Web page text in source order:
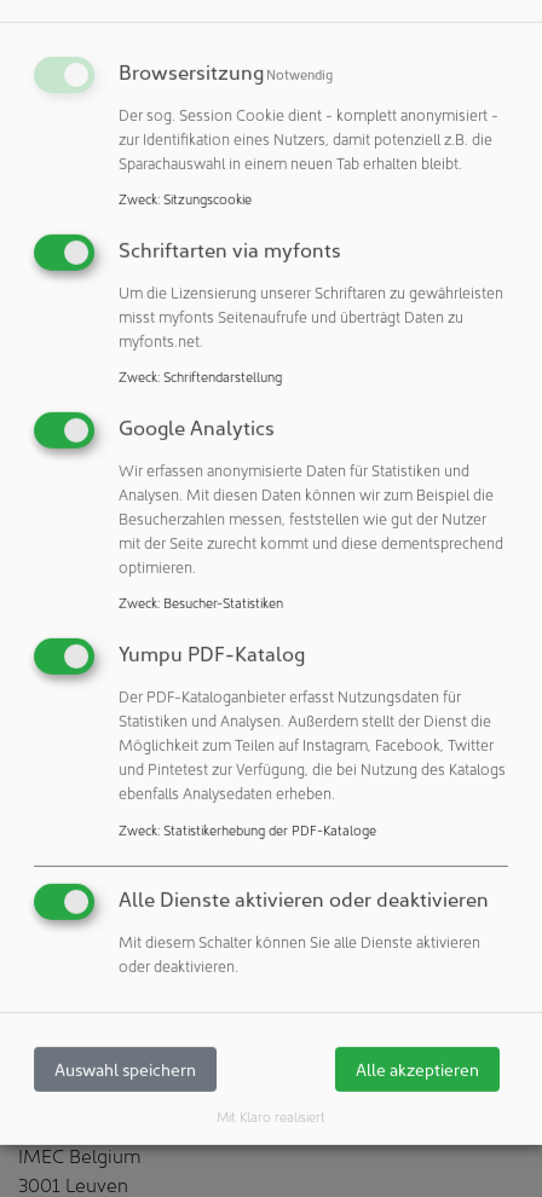
Positionen im Bereich Technik und Management bei
Unternehmen wie Texas Instruments, IBM und Freescale
Semiconductor inne. Während ihrer Amtszeit als
Vizepräsidentin des Halbleiterforschungs- und
Entwicklungszentrums von IBM leistete Su bedeutende
Beiträge zu Silizium-auf-Isolator-
Halbleiterfertigungstechnologien und zur Entwicklung
effizienterer Mikrochips. Im Oktober 2014 übernahm sie
die Rolle der Präsidentin und CEO von AMD, nachdem sie
2012 in das Unternehmen eingetreten war, und wurde
damit die erste weibliche CEO eines großen
Halbleiterunternehmens.
Lisa Su promovierte in Elektrotechnik am MIT. Zu ihren
Auszeichnungen gehören die Ernennung zur
"Führungskraft des Jahres" durch die EE Times im Jahr 2014
und zu einer der "World's Greatest Leaders" durch Fortune
im Jahr 2017. Im Jahr 2021 wurde sie als erste Frau mit der
IEEE Robert Noyce Medal ausgezeichnet.
zu erhalten und von imec dafür anerkannt zu werden, dass
ich die Grenzen der Computertechnik erweitert habe. Ich
bin unglaublich stolz auf das, was wir gemeinsam bei AMD
erreicht haben und freue mich noch mehr auf die
Möglichkeiten, die vor uns liegen, um Innovationen zu
entwickeln, die zur Lösung der wichtigsten
Herausforderungen der Welt beitragen können", sagte Lisa
Die Preisverleihung findet auf der ITF World (21.-22. Mai
2024) in Anwesenheit von über 2.000 Führungskräften
statt, die in der Royal Elizabeth Hall in Antwerpen, Belgien,
Weitere Informationen
IMEC Belgium
3001 Leuven
Browsersitzung Notwendig
Der sog. Session Cookie dient - komplett anonymisiert -
zur Identifikation eines Nutzers, damit potenziell z.B. die
Sparachauswahl in einem neuen Tab erhalten bleibt.
Zweck: Sitzungscookie
Schriftarten via myfonts
Um die Lizensierung unserer Schriftaren zu gewährleisten
misst myfonts Seitenaufrufe und überträgt Daten zu
myfonts.net.
Zweck: Schriftendarstellung
Google Analytics
Wir erfassen anonymisierte Daten für Statistiken und
Analysen. Mit diesen Daten können wir zum Beispiel die
Besucherzahlen messen, feststellen wie gut der Nutzer
mit der Seite zurecht kommt und diese dementsprechend
optimieren.
Zweck: Besucher-Statistiken
Yumpu PDF-Katalog
Der PDF-Kataloganbieter erfasst Nutzungsdaten für
Statistiken und Analysen. Außerdem stellt der Dienst die
Möglichkeit zum Teilen auf Instagram, Facebook, Twitter
und Pintetest zur Verfügung, die bei Nutzung des Katalogs
ebenfalls Analysedaten erheben.
Zweck: Statistikerhebung der PDF-Kataloge
Alle Dienste aktivieren oder deaktivieren
Mit diesem Schalter können Sie alle Dienste aktivieren
oder deaktivieren.
Auswahl speichern Alle akzeptieren
Mit Klaro realisiert